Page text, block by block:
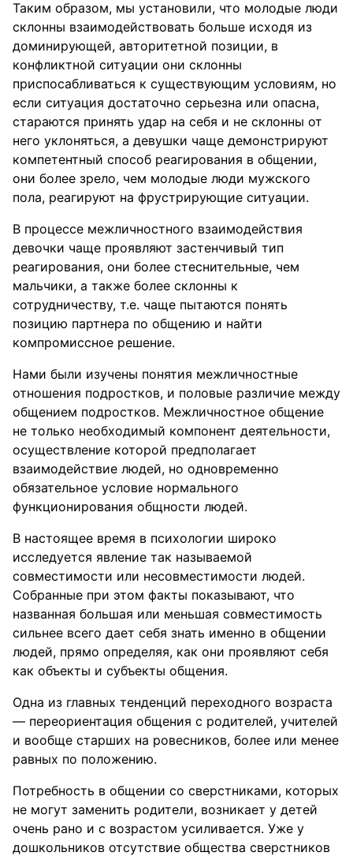
Таким образом, мы установили, что молодые люди
склонны взаимодействовать больше исходя из
доминирующей, авторитетной позиции, в
конфликтной ситуации они склонны
приспосабливаться к существующим условиям, но
если ситуация достаточно серьезна или опасна,
стараются принять удар на себя и не склонны от
него уклоняться, а девушки чаще демонстрируют
компетентный способ реагирования в общении,
они более зрело, чем молодые люди мужского
пола, реагируют на фрустрирующие ситуации.
В процессе межличностного взаимодействия
девочки чаще проявляют застенчивый тип
реагирования, они более стеснительные, чем
мальчики, а также более склонны к
сотрудничеству, т.е. чаще пытаются понять
позицию партнера по общению и найти
компромиссное решение.
Нами были изучены понятия межличностные
отношения подростков, и половые различие между
общением подростков. Межличностное общение
не только необходимый компонент деятельности,
осуществление которой предполагает
взаимодействие людей, но одновременно
обязательное условие нормального
функционирования общности людей.
В настоящее время в психологии широко
исследуется явление так называемой
совместимости или несовместимости людей.
Собранные при этом факты показывают, что
названная большая или меньшая совместимость
сильнее всего дает себя знать именно в общении
людей, прямо определяя, как они проявляют себя
как объекты и субъекты общения.
Одна из главных тенденций переходного возраста
— переориентация общения с родителей, учителей
и вообще старших на ровесников, более или менее
равных по положению.
Потребность в общении со сверстниками, которых
не могут заменить родители, возникает у детей
очень рано и с возрастом усиливается. Уже у
дошкольников отсутствие общества сверстников